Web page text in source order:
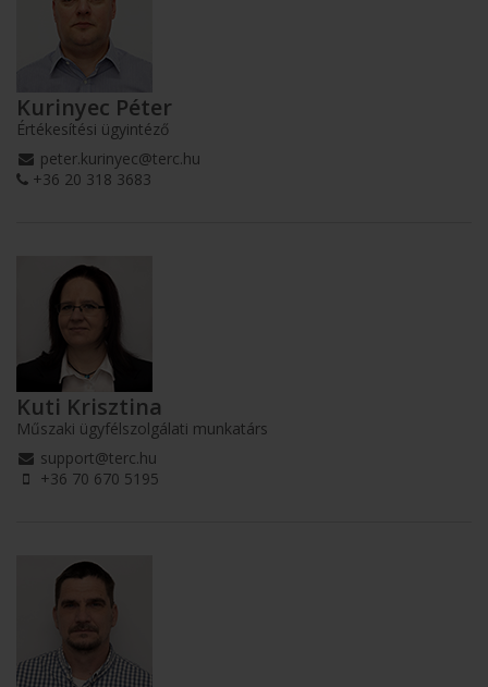
Kurinyec Péter
Értékesítési ügyintéző
peter.kurinyec@terc.hu
+36 20 318 3683
Kuti Krisztina
Műszaki ügyfélszolgálati munkatárs
support@terc.hu
+36 70 670 5195